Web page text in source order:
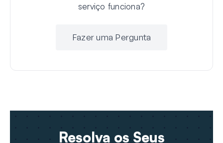
serviço funciona?
Fazer uma Pergunta
Resolva os Seus